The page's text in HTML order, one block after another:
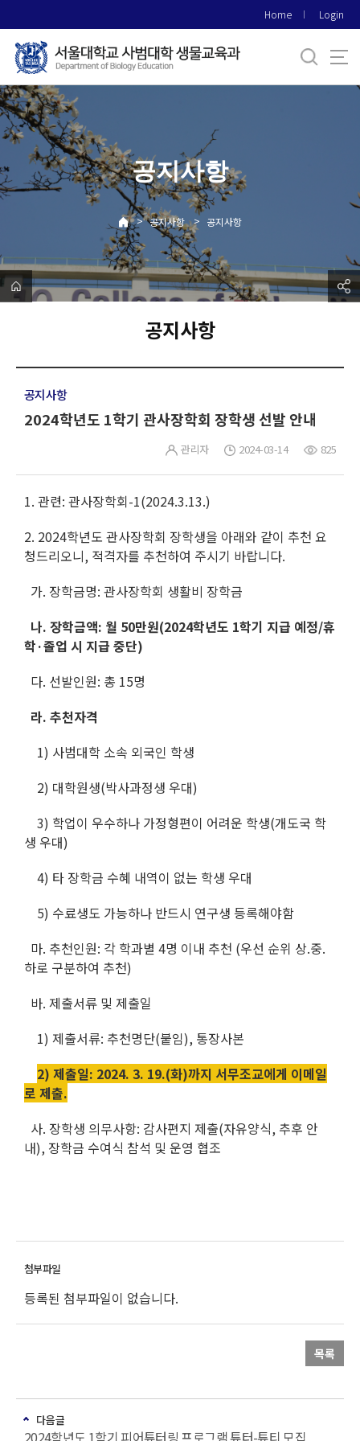
로
메
뉴
Home Login
공지사항
> 공지사항 > 공지사항
공지사항
공지사항
2024학년도 1학기 관사장학회 장학생 선발 안내
관리자 2024-03-14 825
1. 관련: 관사장학회-1(2024.3.13.)
2. 2024학년도 관사장학회 장학생을 아래와 같이 추천 요
청드리오니, 적격자를 추천하여 주시기 바랍니다.
가. 장학금명: 관사장학회 생활비 장학금
나. 장학금액: 월 50만원(2024학년도 1학기 지급 예정/휴
학·졸업 시 지급 중단)
다. 선발인원: 총 15명
라. 추천자격
1) 사범대학 소속 외국인 학생
2) 대학원생(박사과정생 우대)
3) 학업이 우수하나 가정형편이 어려운 학생(개도국 학
생 우대)
4) 타 장학금 수혜 내역이 없는 학생 우대
5) 수료생도 가능하나 반드시 연구생 등록해야함
마. 추천인원: 각 학과별 4명 이내 추천 (우선 순위 상.중.
하로 구분하여 추천)
바. 제출서류 및 제출일
1) 제출서류: 추천명단(붙임), 통장사본
2) 제출일: 2024. 3. 19.(화)까지 서무조교에게 이메일
로 제출.
사. 장학생 의무사항: 감사편지 제출(자유양식, 추후 안
내), 장학금 수여식 참석 및 운영 협조
등록된 첨부파일이 없습니다.
목록
다음글
2024학년도 1학기 피어튜터링 프로그램 튜터-튜티 모집